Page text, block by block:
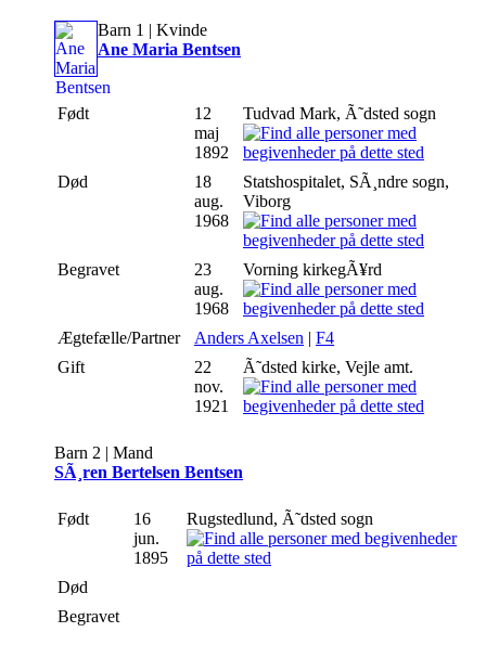
Barn 1 | Kvinde
Ane Maria Bentsen
Født
12
maj
1892
Tudvad Mark, Ã˜dsted sogn
Død
18
aug.
1968
Statshospitalet, SÃ¸ndre sogn,
Viborg
Begravet
23
aug.
1968
Vorning kirkegÃ¥rd
Ægtefælle/Partner Anders Axelsen | F4
Gift
22
nov.
1921
Ã˜dsted kirke, Vejle amt.
Barn 2 | Mand
SÃ¸ren Bertelsen Bentsen
Født
16
jun.
1895
Rugstedlund, Ã˜dsted sogn
Død
Begravet